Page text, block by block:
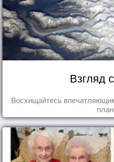
Взгляд
Восхищайтесь